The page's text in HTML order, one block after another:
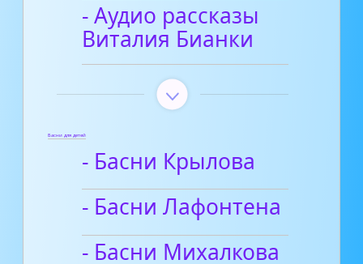
- Аудио рассказы
Виталия Бианки
Басни для детей
- Басни Крылова
- Басни Лафонтена
- Басни Михалкова